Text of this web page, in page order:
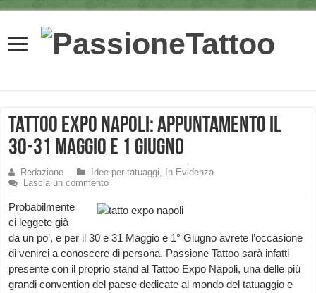
Tattoo Expo Napoli: appuntamento il
30-31 Maggio e 1 Giugno
Redazione Idee per tatuaggi,
In Evidenza
Lascia un commento
Probabilmente
ci leggete già
da un po’, e per il 30 e 31 Maggio e 1° Giugno avrete l’occasione
di venirci a conoscere di persona. Passione Tattoo sarà infatti
presente con il proprio stand al Tattoo Expo Napoli, una delle più
grandi convention del paese dedicate al mondo del tatuaggio e